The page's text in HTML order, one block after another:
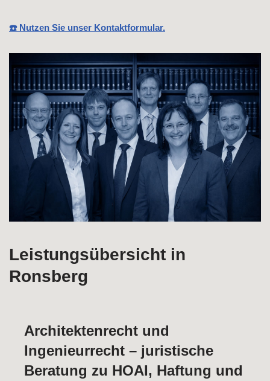
☎️ Nutzen Sie unser Kontaktformular.
Leistungsübersicht in
Ronsberg
Architektenrecht und
Ingenieurrecht – juristische
Beratung zu HOAI, Haftung und